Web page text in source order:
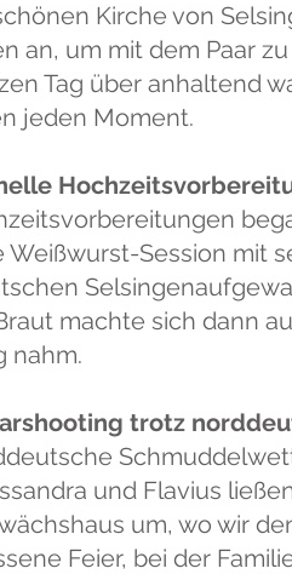
Kirche von
an, um mit dem Paar
Tag über anhaltend
jeden Moment.
Weißwurst-Session mit
machte sich dann
nahm.
trotz
und Flavius
um, wo wir
Feier, bei der